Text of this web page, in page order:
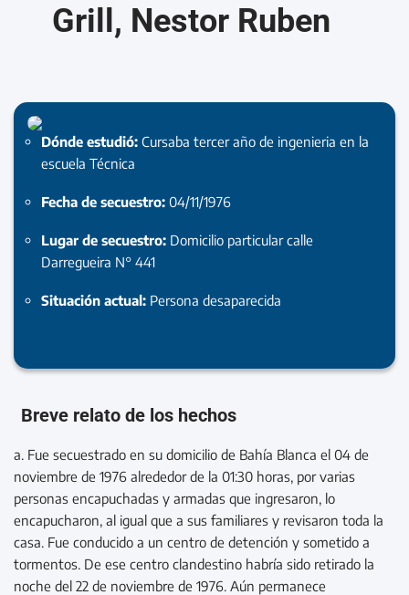
Grill, Nestor Ruben
Dónde estudió: Cursaba tercer año de ingenieria en la
escuela Técnica
Fecha de secuestro: 04/11/1976
Lugar de secuestro: Domicilio particular calle
Darregueira N° 441
Situación actual: Persona desaparecida
Breve relato de los hechos
a. Fue secuestrado en su domicilio de Bahía Blanca el 04 de
noviembre de 1976 alrededor de la 01:30 horas, por varias
personas encapuchadas y armadas que ingresaron, lo
encapucharon, al igual que a sus familiares y revisaron toda la
casa. Fue conducido a un centro de detención y sometido a
tormentos. De ese centro clandestino habría sido retirado la
noche del 22 de noviembre de 1976. Aún permanece